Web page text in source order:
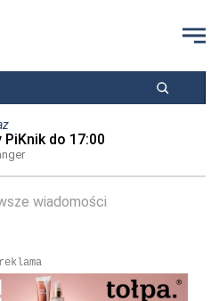
PiKnik do 17:00
wiadomości
reklama